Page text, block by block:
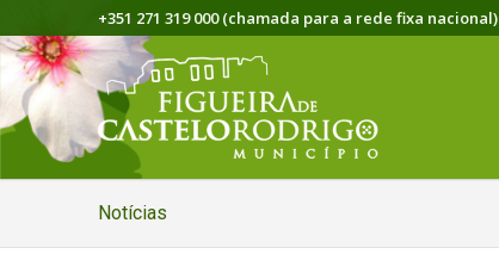
+351 271 319 000 (chamada para a rede fixa nacional)
Notícias